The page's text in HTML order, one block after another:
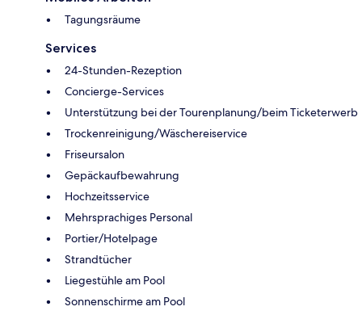
Tagungsräume
Services
24-Stunden-Rezeption
Concierge-Services
Unterstützung bei der Tourenplanung/beim Ticketerwerb
Trockenreinigung/Wäschereiservice
Friseursalon
Gepäckaufbewahrung
Hochzeitsservice
Mehrsprachiges Personal
Portier/Hotelpage
Strandtücher
Liegestühle am Pool
Sonnenschirme am Pool